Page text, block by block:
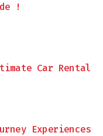
!
Car Rental
Experiences